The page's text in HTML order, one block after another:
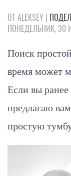
ОТ ALEKSEY |
ПОНЕДЕЛЬНИК, 30
Поиск
время может
Если вы ранее
предлагаю
простую